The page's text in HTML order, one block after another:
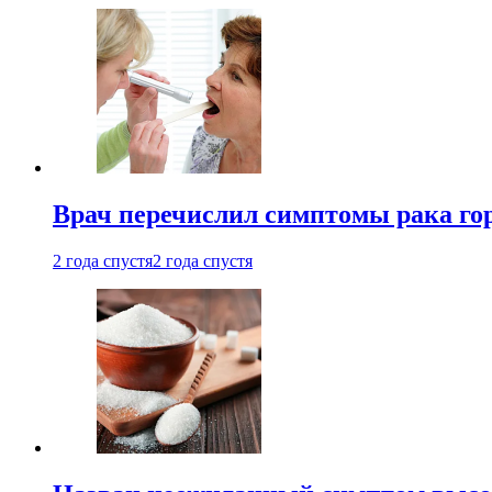
Врач перечислил симптомы рака
2 года спустя2 года спустя